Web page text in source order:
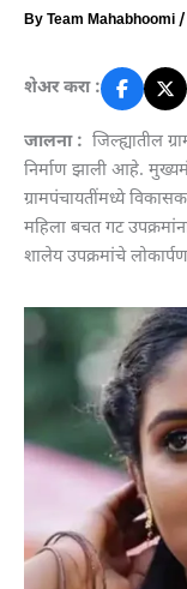
ByTeam Mahabhoomi/
शेअर करा :
जालना : जिल्ह्यातील
निर्माण झाली आहे.
ग्रामपंचायतींमध्ये
महिला बचत गट
शालेय उपक्रमांचे